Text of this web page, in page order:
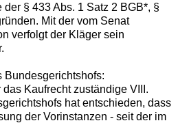
§ 433 Abs. 1 Satz 2 BGB*, §
Mit der vom Senat
verfolgt der Kläger sein
Bundesgerichtshofs:
Kaufrecht zuständige VIII.
hat entschieden, dass
der Vorinstanzen - seit der im